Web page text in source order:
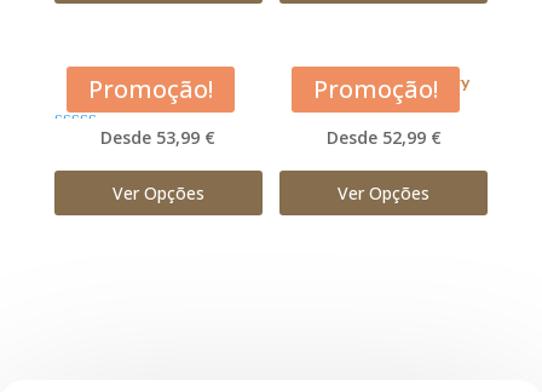
Promoção!
Acana Pacifica
Avaliação
de 5
Desde 53,99 €
Ver Opções
Promoção!
Acana Prairie Poultry
Desde 52,99 €
Ver Opções